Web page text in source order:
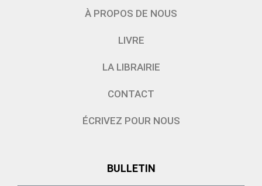
À PROPOS DE NOUS
LIVRE
LA LIBRAIRIE
CONTACT
ÉCRIVEZ POUR NOUS
BULLETIN